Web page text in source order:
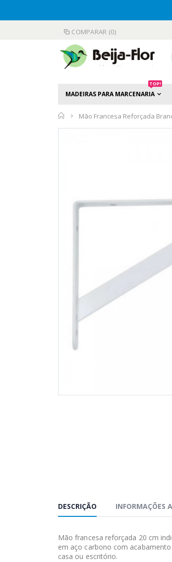
COMPARAR (0)
MADEIRAS PARA MARCENARIA
TOP!
Início
Mão Francesa Reforçada
DESCRIÇÃO INFORMAÇÕES
Mão francesa reforçada 20 cm
em aço carbono com
casa ou escritório.